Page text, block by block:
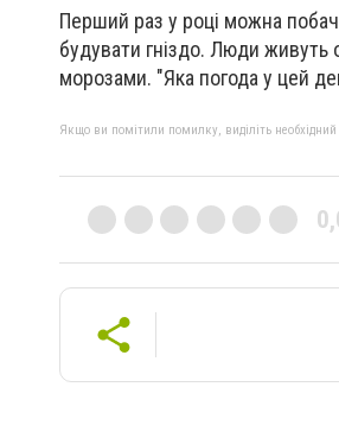
Перший раз у році можна
будувати гніздо. Люди живуть
морозами. "Яка погода у цей
Якщо ви помітили помилку, виділіть